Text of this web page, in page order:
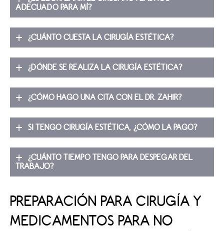
ADECUADO PARA MÍ?
¿CUÁNTO CUESTA LA CIRUGÍA ESTÉTICA?
¿DÓNDE SE REALIZA LA CIRUGÍA ESTÉTICA?
¿CÓMO HAGO UNA CITA CON EL DR. ZAHIR?
SI TENGO CIRUGÍA ESTÉTICA, ¿CÓMO LA PAGO?
¿CUÁNTO TIEMPO TENGO PARA DESPEGAR DEL
TRABAJO?
PREPARACIÓN PARA CIRUGÍA Y
MEDICAMENTOS PARA NO